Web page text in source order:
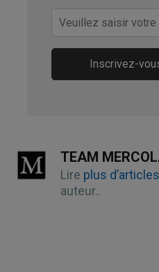
Inscrivez-
TEAM
Lire plus d’articles
auteur..